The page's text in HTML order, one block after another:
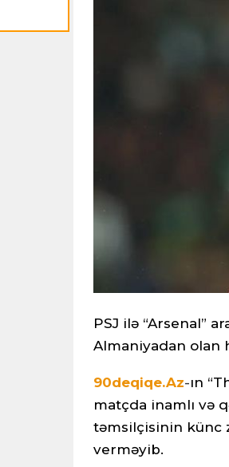
PSJ ilə “Arsenal”
Almaniyadan olan
90deqiqe.Az-ın
matçda inamlı və
təmsilçisinin künc
verməyib.